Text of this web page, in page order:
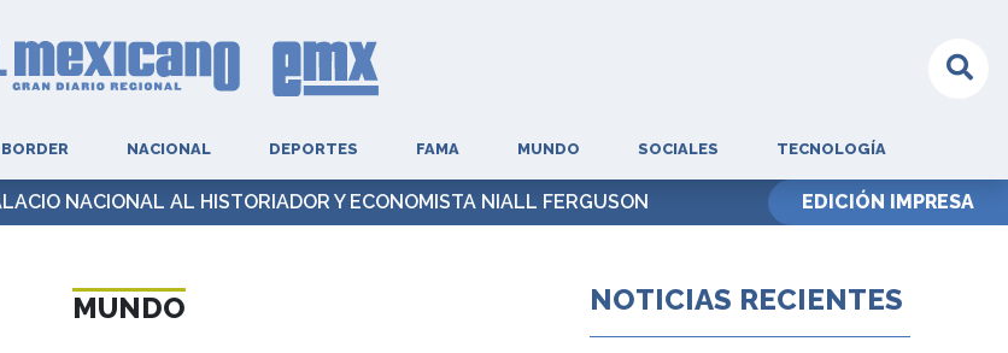
NACIONAL DEPORTES FAMA MUNDO SOCIALES TECNOLOGÍA
NACIONAL AL HISTORIADOR Y ECONOMISTA NIALL FERGUSON EDICIÓN IMPRESA
MUNDO NOTICIAS RECIENTES